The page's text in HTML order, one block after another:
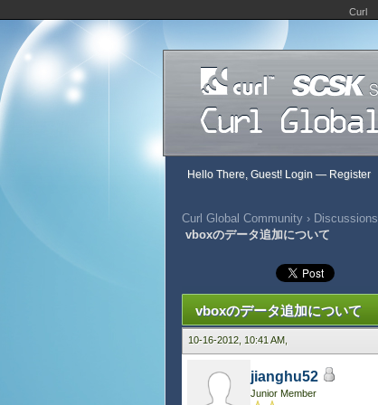
Curl
Hello There, Guest! Login — Register
Curl Global Community › Discussions
vboxのデータ追加について
vboxのデータ追加について
10-16-2012, 10:41 AM,
jianghu52
Junior Member